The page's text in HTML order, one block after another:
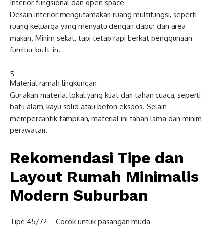
Interior fungsional dan open space
Desain interior mengutamakan ruang multifungsi, seperti
ruang keluarga yang menyatu dengan dapur dan area
makan. Minim sekat, tapi tetap rapi berkat penggunaan
furnitur built-in.
Material ramah lingkungan
Gunakan material lokal yang kuat dan tahan cuaca, seperti
batu alam, kayu solid atau beton ekspos. Selain
mempercantik tampilan, material ini tahan lama dan minim
perawatan.
Rekomendasi Tipe dan
Layout Rumah Minimalis
Modern Suburban
Tipe 45/72 – Cocok untuk pasangan muda